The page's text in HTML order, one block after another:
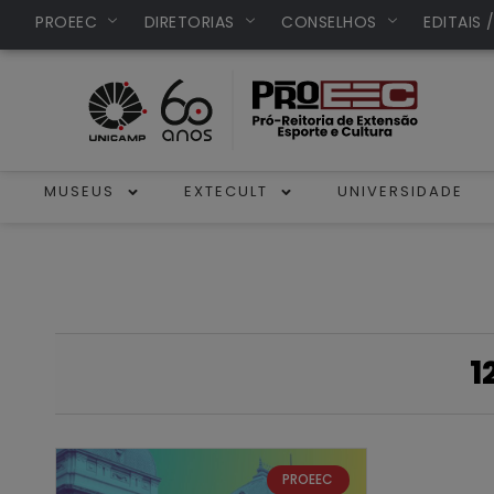
PROEEC DIRETORIAS CONSELHOS EDITAIS
MUSEUS EXTECULT UNIVERSIDADE
PROEEC